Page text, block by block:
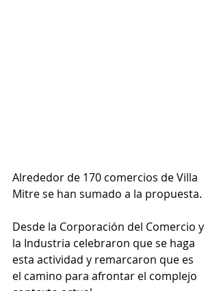
Alrededor de 170 comercios de Villa
Mitre se han sumado a la propuesta.
Desde la Corporación del Comercio y
la Industria celebraron que se haga
esta actividad y remarcaron que es
el camino para afrontar el complejo